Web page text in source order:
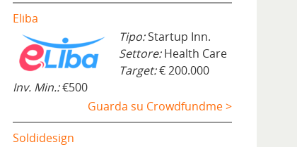
Eliba
Tipo:Startup Inn.
Settore:Health Care
Target:€ 200.000
Inv. Min.:€500
Guarda su Crowdfundme >
Soldidesign